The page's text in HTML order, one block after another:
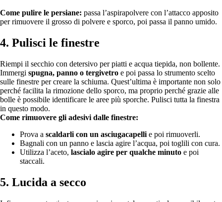
Come pulire le persiane: passa l’aspirapolvere con l’attacco apposito
per rimuovere il grosso di polvere e sporco, poi passa il panno umido.
4. Pulisci le finestre
Riempi il secchio con detersivo per piatti e acqua tiepida, non bollente.
Immergi spugna, panno o tergivetro e poi passa lo strumento scelto
sulle finestre per creare la schiuma. Quest’ultima è importante non solo
perché facilita la rimozione dello sporco, ma proprio perché grazie alle
bolle è possibile identificare le aree più sporche. Pulisci tutta la finestra
in questo modo.
Come rimuovere gli adesivi dalle finestre:
Prova a scaldarli con un asciugacapelli e poi rimuoverli.
Bagnali con un panno e lascia agire l’acqua, poi toglili con cura.
Utilizza l’aceto, lascialo agire per qualche minuto e poi
staccali.
5. Lucida a secco